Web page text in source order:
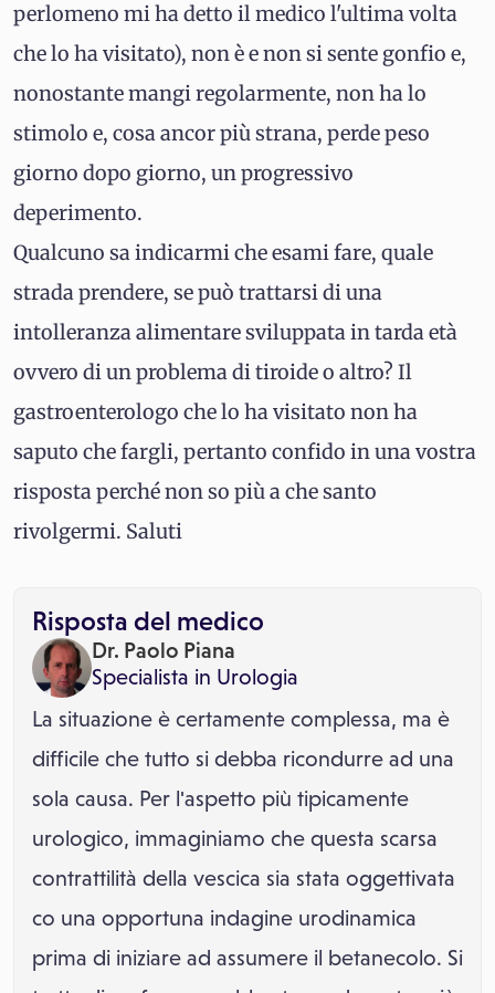
perlomeno mi ha detto il medico l'ultima volta
che lo ha visitato), non è e non si sente gonfio e,
nonostante mangi regolarmente, non ha lo
stimolo e, cosa ancor più strana, perde peso
giorno dopo giorno, un progressivo
deperimento.
Qualcuno sa indicarmi che esami fare, quale
strada prendere, se può trattarsi di una
intolleranza alimentare sviluppata in tarda età
ovvero di un problema di tiroide o altro? Il
gastroenterologo che lo ha visitato non ha
saputo che fargli, pertanto confido in una vostra
risposta perché non so più a che santo
rivolgermi. Saluti
Risposta del medico
Dr. Paolo Piana
Specialista in Urologia
La situazione è certamente complessa, ma è
difficile che tutto si debba ricondurre ad una
sola causa. Per l'aspetto più tipicamente
urologico, immaginiamo che questa scarsa
contrattilità della vescica sia stata oggettivata
co una opportuna indagine urodinamica
prima di iniziare ad assumere il betanecolo. Si